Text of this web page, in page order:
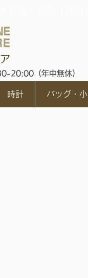
（年中無休)
時計 バッグ・